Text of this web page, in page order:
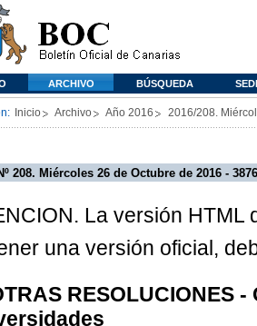
ARCHIVO BÚSQUEDA
Inicio Archivo Año 2016 2016/208.
208. Miércoles 26 de Octubre de 2016 - 3876
La versión HTML
una versión oficial,
RESOLUCIONES